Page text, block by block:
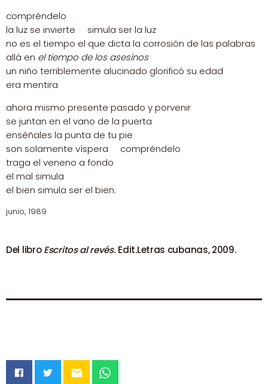
compréndelo
la luz se invierte simula ser la luz
no es el tiempo el que dicta la corrosión de las palabras
allá en el tiempo de los asesinos
un niño terriblemente alucinado glorificó su edad
era mentira
ahora mismo presente pasado y porvenir
se juntan en el vano de la puerta
enséñales la punta de tu pie
son solamente víspera compréndelo
traga el veneno a fondo
el mal simula
el bien simula ser el bien.
junio, 1989
Del libroEscritos al revés. Edit.Letras cubanas, 2009.
email